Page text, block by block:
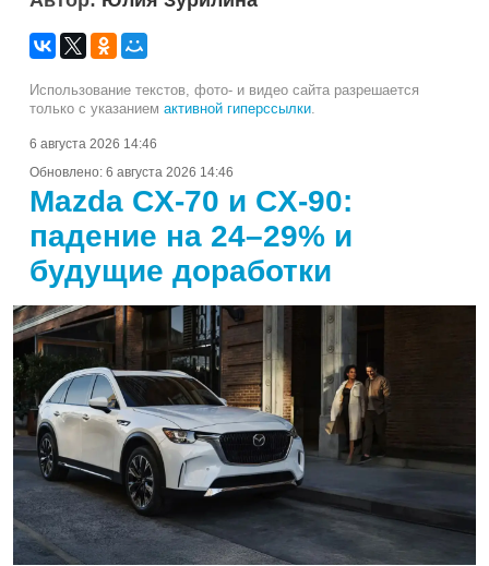
Использование текстов, фото- и видео сайта разрешается
только с указанием активной гиперссылки
6 августа 2026 14:46
Обновлено: 6 августа 2026 14:46
Mazda CX-70 и CX-90:
падение на 24–29% и
будущие доработки